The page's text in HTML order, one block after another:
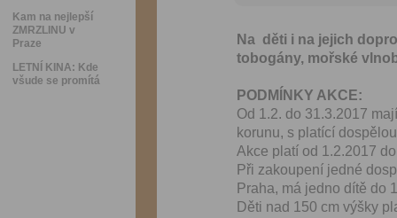
Kam na nejlepší
ZMRZLINU v
Praze
LETNÍ KINA: Kde
všude se promítá
Na děti i na jejich
tobogány, mořské
PODMÍNKY AKCE:
Od 1.2. do 31.3.2017
korunu, s platící
Akce platí od 1.2.2017
Při zakoupení jedné
Praha, má jedno dítě do
Děti nad 150 cm výšky